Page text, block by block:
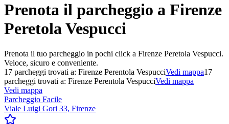
Prenota il parcheggio a Firenze
Peretola Vespucci
Prenota il tuo parcheggio in pochi click a Firenze Peretola Vespucci.
Veloce, sicuro e conveniente.
17 parcheggi trovati a: Firenze Perentola VespucciVedi mappa17
parcheggi trovati a: Firenze Perentola VespucciVedi mappa
Vedi mappa
Parcheggio Facile
Viale Luigi Gori 33, Firenze